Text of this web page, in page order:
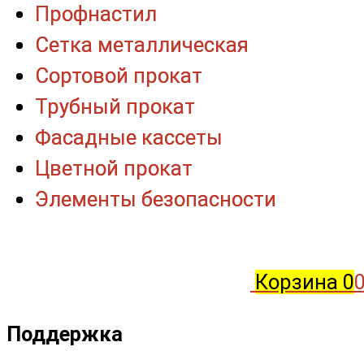
Корзина 0
Поддержка
Профнастил
Сетка металлическая
Сортовой прокат
Трубный прокат
Фасадные кассеты
Цветной прокат
Элементы безопасности
Профнастил
Сетка металлическая
Сортовой прокат
Трубный прокат
Фасадные кассеты
Цветной прокат
Элементы безопасности